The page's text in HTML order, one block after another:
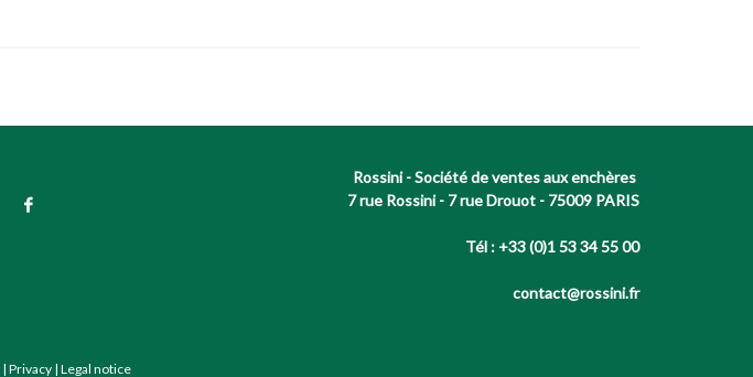
Rossini - Société de ventes aux enchères
7 rue Rossini - 7 rue Drouot - 75009 PARIS
Tél : +33 (0)1 53 34 55 00
contact@rossini.fr
| Privacy| Legal notice